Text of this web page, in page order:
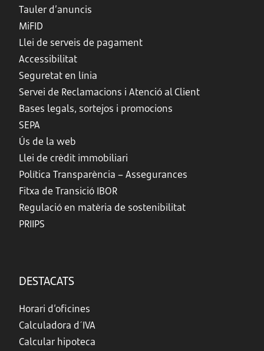
Tauler d’anuncis
MiFID
Llei de serveis de pagament
Accessibilitat
Seguretat en línia
Servei de Reclamacions i Atenció al Client
Bases legals, sortejos i promocions
SEPA
Ús de la web
Llei de crèdit immobiliari
Política Transparència – Assegurances
Fitxa de Transició IBOR
Regulació en matèria de sostenibilitat
PRIIPS
DESTACATS
Horari d’oficines
Calculadora d´IVA
Calcular hipoteca